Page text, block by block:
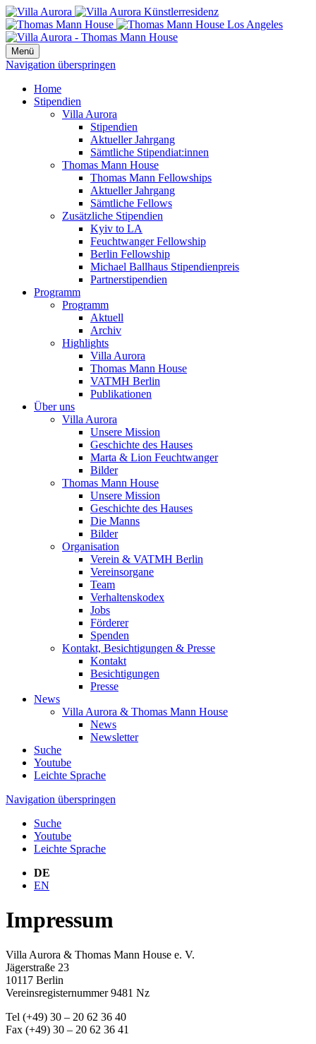
Menü
Navigation überspringen
Home
Stipendien
Villa Aurora
Stipendien
Aktueller Jahrgang
Sämtliche Stipendiat:innen
Thomas Mann House
Thomas Mann Fellowships
Aktueller Jahrgang
Sämtliche Fellows
Zusätzliche Stipendien
Kyiv to LA
Feuchtwanger Fellowship
Berlin Fellowship
Michael Ballhaus Stipendienpreis
Partnerstipendien
Programm
Programm
Aktuell
Archiv
Highlights
Villa Aurora
Thomas Mann House
VATMH Berlin
Publikationen
Über uns
Villa Aurora
Unsere Mission
Geschichte des Hauses
Marta & Lion Feuchtwanger
Bilder
Thomas Mann House
Unsere Mission
Geschichte des Hauses
Die Manns
Bilder
Organisation
Verein & VATMH Berlin
Vereinsorgane
Team
Verhaltenskodex
Jobs
Förderer
Spenden
Kontakt, Besichtigungen & Presse
Kontakt
Besichtigungen
Presse
News
Villa Aurora & Thomas Mann House
News
Newsletter
Suche
Youtube
Leichte Sprache
Navigation überspringen
Suche
Youtube
Leichte Sprache
DE
EN
Impressum
Villa Aurora & Thomas Mann House e. V.
Jägerstraße 23
10117 Berlin
Vereinsregisternummer 9481 Nz
Tel (+49) 30 – 20 62 36 40
Fax (+49) 30 – 20 62 36 41